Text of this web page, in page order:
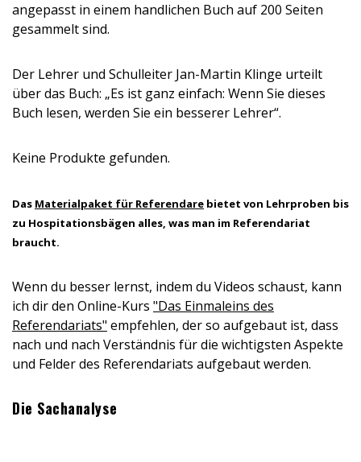
angepasst in einem handlichen Buch auf 200 Seiten
gesammelt sind.
Der Lehrer und Schulleiter Jan-Martin Klinge urteilt
über das Buch: „Es ist ganz einfach: Wenn Sie dieses
Buch lesen, werden Sie ein besserer Lehrer“.
Keine Produkte gefunden.
Das Materialpaket für Referendare bietet von Lehrproben bis
zu Hospitationsbägen alles, was man im Referendariat
braucht.
Wenn du besser lernst, indem du Videos schaust, kann
ich dir den Online-Kurs "Das Einmaleins des
Referendariats" empfehlen, der so aufgebaut ist, dass
nach und nach Verständnis für die wichtigsten Aspekte
und Felder des Referendariats aufgebaut werden.
Die Sachanalyse